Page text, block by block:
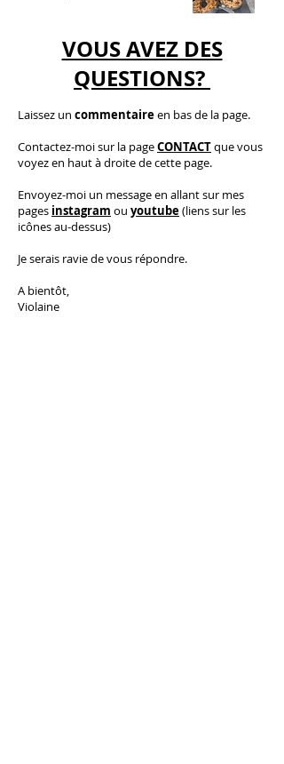
VOUS AVEZ DES
QUESTIONS?
Laissez un commentaireen bas de la page.
Contactez-moisur la pageCONTACTque vous
voyez en haut à droite de cette page.
​Envoyez-moi un message en allant sur mes
pages instagram ou youtube(liens sur les
icônes au-dessus)
Je serais ravie de vous répondre.
A bientôt,
Violaine